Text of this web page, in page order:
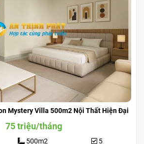
Mystery Villa 500m2 Nội Thất Hiện Đại
75 triệu/tháng
500m2 5